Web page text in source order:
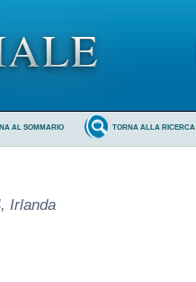
TORNA ALLA RICERCA
AL SOMMARIO
Irlanda